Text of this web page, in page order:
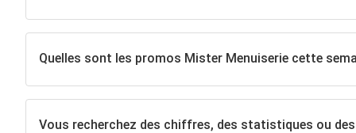
Quelles sont les promos Mister Menuiserie cette
Vous recherchez des chiffres, des statistiques ou